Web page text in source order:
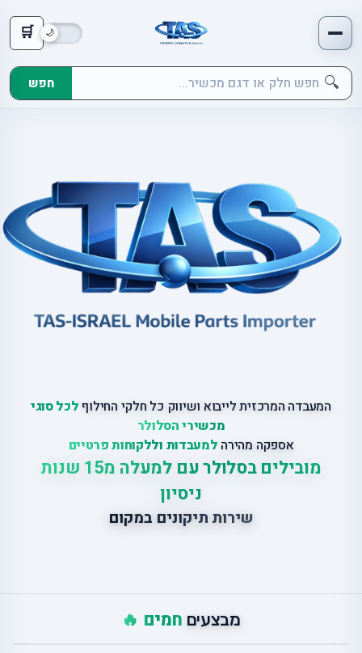
🛒
🔍 חפש
המעבדה המרכזית לייבוא ושיווק כל חלקי החילוףלכל סוגי
מכשירי הסלולר
אספקה מהירה למעבדות וללקוחות פרטיים
מובילים בסלולר עם למעלה מ15 שנות
ניסיון
שירות תיקונים במקום
מבצעים חמים 🔥